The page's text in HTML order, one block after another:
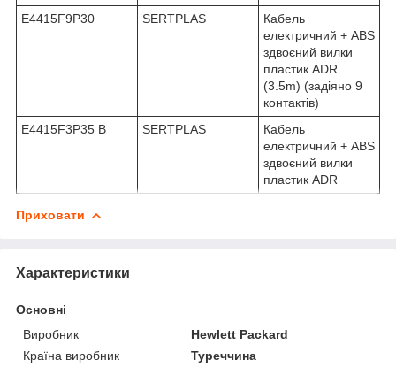
E4415F9P30
SERTPLAS
Кабель
електричний + ABS
здвоєний вилки
пластик ADR
(3.5m) (задіяно 9
контактів)
E4415F3P35 B
SERTPLAS
Кабель
електричний + ABS
здвоєний вилки
пластик ADR
Приховати
Характеристики
Основні
Виробник
Hewlett Packard
Країна виробник
Туреччина